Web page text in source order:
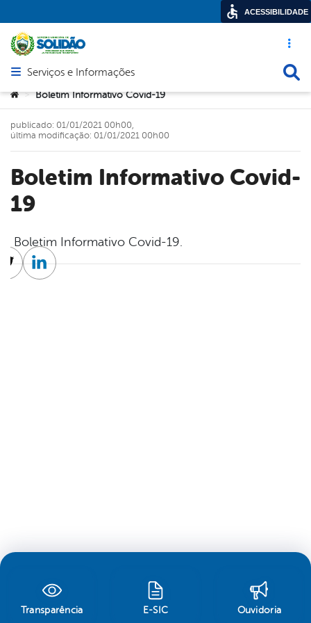
Acesso
Abrir menu principal de navegação
Serviços e Informações
Você está aqui:
> Boletim Informativo Covid-19
Boletim Informativo Covid-
19
publicado: 01/01/2021 00h00,
última modificação: 01/01/2021 00h00
Boletim Informativo Covid-19.
TwitterLinkedin
Transparência E-SIC Ouvidoria
ACESSIBILIDADE